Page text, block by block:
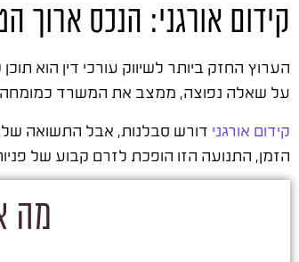
קידום אורגני: הנכס ארוך
הערוץ החזק ביותר לשיווק עורכי דין הוא
על שאלה נפוצה, ממצב את המשרד כמומחה
קידום אורגני דורש סבלנות, אבל התשואה
הזמן, התנועה הזו הופכת לזרם קבוע של
מה